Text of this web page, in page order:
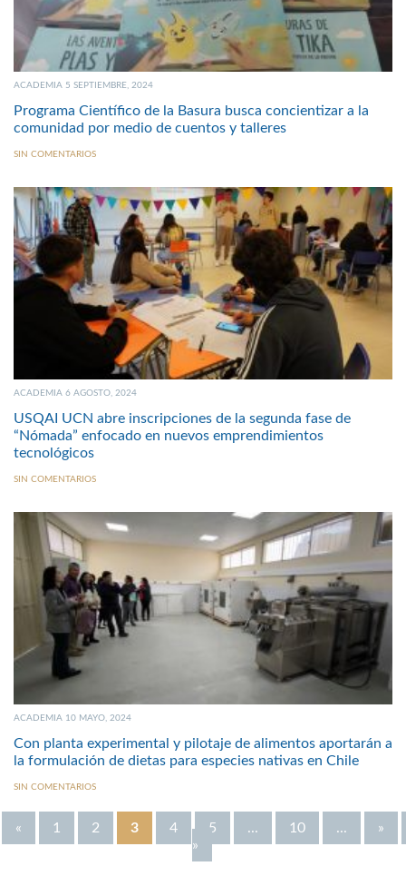
ACADEMIA 5 SEPTIEMBRE, 2024
Programa Científico de la Basura busca concientizar a la
comunidad por medio de cuentos y talleres
SIN COMENTARIOS
ACADEMIA 6 AGOSTO, 2024
USQAI UCN abre inscripciones de la segunda fase de
“Nómada” enfocado en nuevos emprendimientos
tecnológicos
SIN COMENTARIOS
ACADEMIA 10 MAYO, 2024
Con planta experimental y pilotaje de alimentos aportarán a
la formulación de dietas para especies nativas en Chile
SIN COMENTARIOS
« 1 2 3 4 5 ... 10 ...
»
»